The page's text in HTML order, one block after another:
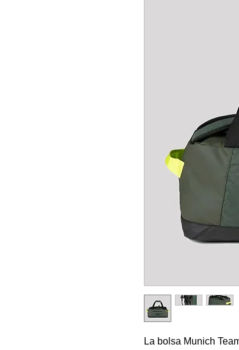
La bolsa Munich